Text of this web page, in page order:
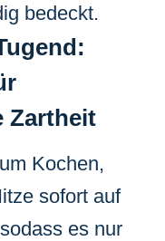
bedeckt.
Zartheit
Kochen,
sofort auf
es nur